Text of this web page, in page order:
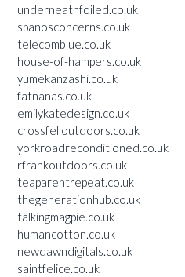
underneathfoiled.co.uk
spanosconcerns.co.uk
telecomblue.co.uk
house-of-hampers.co.uk
yumekanzashi.co.uk
fatnanas.co.uk
emilykatedesign.co.uk
crossfelloutdoors.co.uk
yorkroadreconditioned.co.uk
rfrankoutdoors.co.uk
teaparentrepeat.co.uk
thegenerationhub.co.uk
talkingmagpie.co.uk
humancotton.co.uk
newdawndigitals.co.uk
saintfelice.co.uk